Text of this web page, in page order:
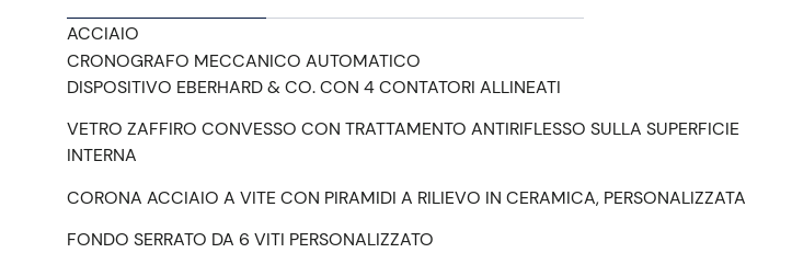
ACCIAIO
CRONOGRAFO MECCANICO AUTOMATICO
DISPOSITIVO EBERHARD & CO. CON 4 CONTATORI ALLINEATI
VETRO ZAFFIRO CONVESSO CON TRATTAMENTO ANTIRIFLESSO SULLA SUPERFICIE
INTERNA
CORONA ACCIAIO A VITE CON PIRAMIDI A RILIEVO IN CERAMICA, PERSONALIZZATA
FONDO SERRATO DA 6 VITI PERSONALIZZATO